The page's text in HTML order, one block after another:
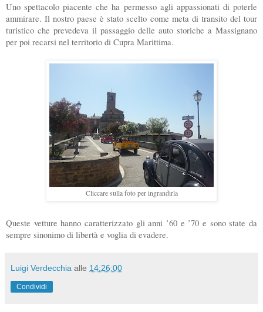
Uno spettacolo piacente che ha permesso agli appassionati di poterle
ammirare. Il nostro paese è stato scelto come meta di transito del tour
turistico che prevedeva il passaggio delle auto storiche a Massignano
per poi recarsi nel territorio di Cupra Marittima.
Cliccare sulla foto per ingrandirla
Queste vetture hanno caratterizzato gli anni ’60 e ’70 e sono state da
sempre sinonimo di libertà e voglia di evadere.
Luigi Verdecchia alle 14:26:00
Condividi